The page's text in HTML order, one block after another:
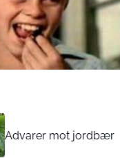
Advarer mot jordbær